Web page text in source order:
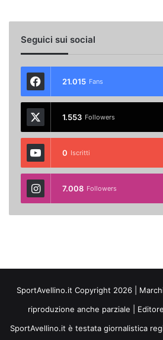
Seguici sui social
21.015 Fans
1.553 Followers
0 Iscritti
7.008 Followers
SportAvellino.it Copyright 2026 |
riproduzione anche parziale |
SportAvellino.it è testata giornalistica